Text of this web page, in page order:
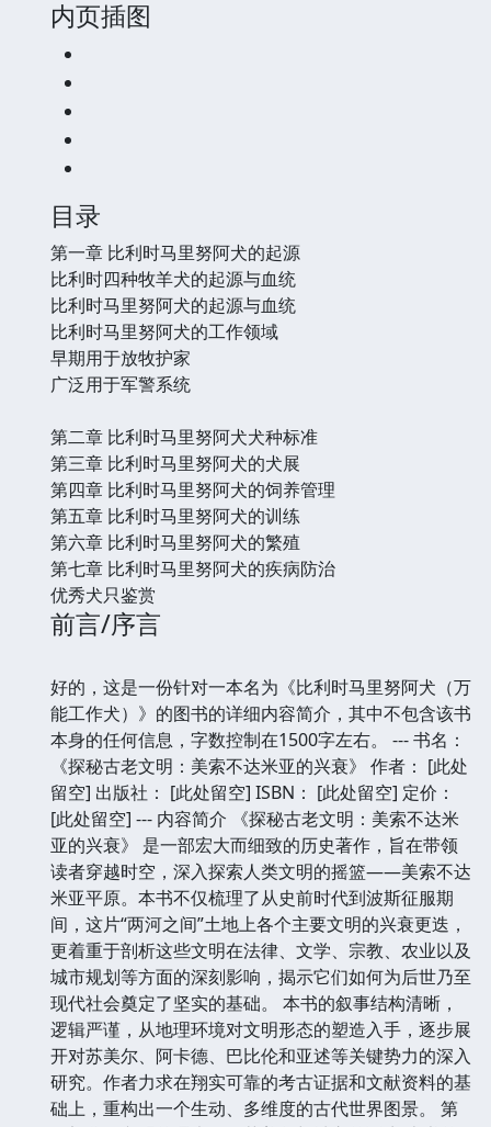
内页插图
目录
第一章 比利时马里努阿犬的起源
比利时四种牧羊犬的起源与血统
比利时马里努阿犬的起源与血统
比利时马里努阿犬的工作领域
早期用于放牧护家
广泛用于军警系统
第二章 比利时马里努阿犬犬种标准
第三章 比利时马里努阿犬的犬展
第四章 比利时马里努阿犬的饲养管理
第五章 比利时马里努阿犬的训练
第六章 比利时马里努阿犬的繁殖
第七章 比利时马里努阿犬的疾病防治
优秀犬只鉴赏
前言/序言
好的，这是一份针对一本名为《比利时马里努阿犬（万
能工作犬）》的图书的详细内容简介，其中不包含该书
本身的任何信息，字数控制在1500字左右。 --- 书名：
《探秘古老文明：美索不达米亚的兴衰》 作者： [此处
留空] 出版社： [此处留空] ISBN： [此处留空] 定价：
[此处留空] --- 内容简介 《探秘古老文明：美索不达米
亚的兴衰》 是一部宏大而细致的历史著作，旨在带领
读者穿越时空，深入探索人类文明的摇篮——美索不达
米亚平原。本书不仅梳理了从史前时代到波斯征服期
间，这片“两河之间”土地上各个主要文明的兴衰更迭，
更着重于剖析这些文明在法律、文学、宗教、农业以及
城市规划等方面的深刻影响，揭示它们如何为后世乃至
现代社会奠定了坚实的基础。 本书的叙事结构清晰，
逻辑严谨，从地理环境对文明形态的塑造入手，逐步展
开对苏美尔、阿卡德、巴比伦和亚述等关键势力的深入
研究。作者力求在翔实可靠的考古证据和文献资料的基
础上，重构出一个生动、多维度的古代世界图景。 第